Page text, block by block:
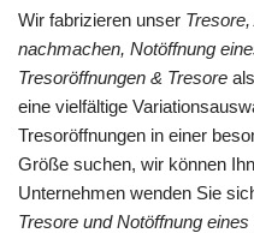
Wir fabrizieren unser
nachmachen, Notöffnung
Tresoröffnungen & Tresore
eine vielfältige
Tresoröffnungen in einer
Größe suchen, wir können
Unternehmen wenden Sie
Tresore und Notöffnung